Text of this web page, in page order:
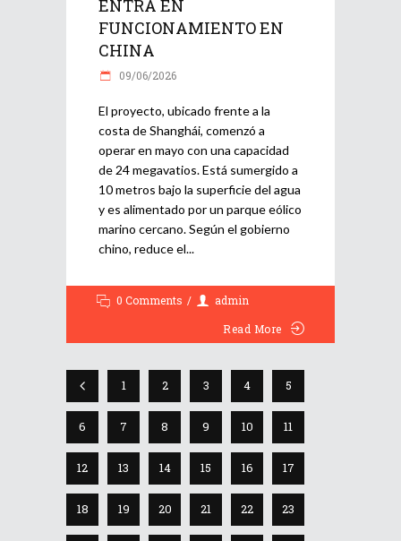
ENTRA EN
FUNCIONAMIENTO EN
CHINA
09/06/2026
El proyecto, ubicado frente a la
costa de Shanghái, comenzó a
operar en mayo con una capacidad
de 24 megavatios. Está sumergido a
10 metros bajo la superficie del agua
y es alimentado por un parque eólico
marino cercano. Según el gobierno
chino, reduce el
0 Comments
admin
Read More
1 2 3 4 5
6 7 8 9 10 11
12 13 14 15 16 17
18 19 20 21 22 23